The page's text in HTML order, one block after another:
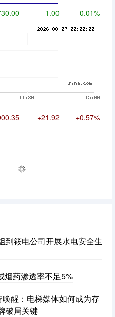
-34.08 -0.24%
到筱电公司开展水电安全生
烟药渗透率不足5%
唤醒：电梯媒体如何成为存
破局关键